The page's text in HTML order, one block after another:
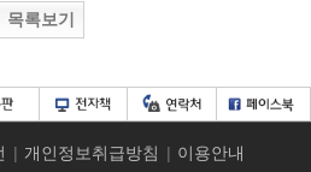
목록보기
| 개인정보취급방침 | 이용안내